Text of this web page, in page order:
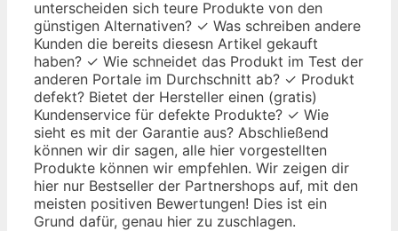
unterscheiden sich teure Produkte von den
günstigen Alternativen? ✓ Was schreiben andere
Kunden die bereits diesesn Artikel gekauft
haben? ✓ Wie schneidet das Produkt im Test der
anderen Portale im Durchschnitt ab? ✓ Produkt
defekt? Bietet der Hersteller einen (gratis)
Kundenservice für defekte Produkte? ✓ Wie
sieht es mit der Garantie aus? Abschließend
können wir dir sagen, alle hier vorgestellten
Produkte können wir empfehlen. Wir zeigen dir
hier nur Bestseller der Partnershops auf, mit den
meisten positiven Bewertungen! Dies ist ein
Grund dafür, genau hier zu zuschlagen.